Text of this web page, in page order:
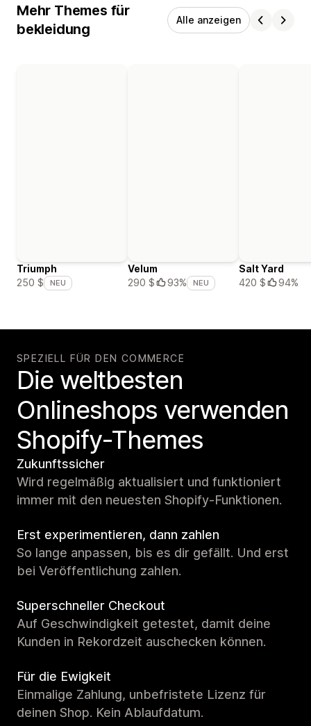
Mehr Themes für
bekleidung
Alle anzeigen
Triumph
250 $
NEU
Velum
290 $
93% NEU
Salt Yard
420 $
94%
SPEZIELL FÜR DEN COMMERCE
Die weltbesten
Onlineshops verwenden
Shopify-Themes
Zukunftssicher
Wird regelmäßig aktualisiert und funktioniert
immer mit den neuesten Shopify-Funktionen.
Erst experimentieren, dann zahlen
So lange anpassen, bis es dir gefällt. Und erst
bei Veröffentlichung zahlen.
Superschneller Checkout
Auf Geschwindigkeit getestet, damit deine
Kunden in Rekordzeit auschecken können.
Für die Ewigkeit
Einmalige Zahlung, unbefristete Lizenz für
deinen Shop. Kein Ablaufdatum.